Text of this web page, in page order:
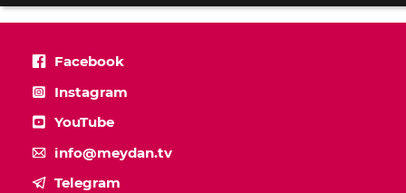
Facebook
Instagram
YouTube
info@meydan.tv
Telegram